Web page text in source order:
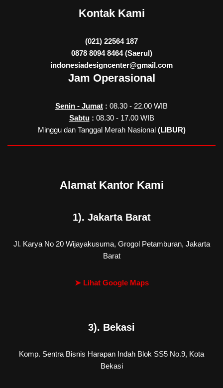
Kontak Kami
(021) 22564 187
0878 8094 8464 (Saerul)
indonesiadesigncenter@gmail.com
Jam Operasional
Senin - Jumat : 08.30 - 22.00 WIB
Sabtu: 08.30 - 17.00 WIB
Minggu dan Tanggal Merah Nasional (LIBUR)
Alamat Kantor Kami
1). Jakarta Barat
Jl. Karya No 20 Wijayakusuma, Grogol Petamburan, Jakarta
Barat
➤ Lihat Google Maps
3). Bekasi
Komp. Sentra Bisnis Harapan Indah Blok SS5 No.9, Kota
Bekasi